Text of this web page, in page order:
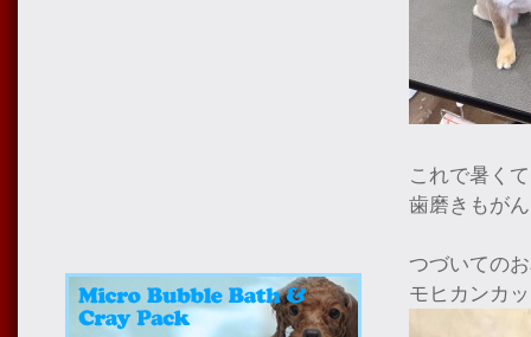
これで暑く
歯磨きもが
つづいての
モヒカンカ